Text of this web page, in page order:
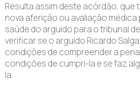
Resulta assim deste acórdão, que
nova aferição ou avaliação
saúde do arguido para o tribunal
verificar se o arguido Ricardo
condições de compreender a
condições de cumpri-la e se faz
la.